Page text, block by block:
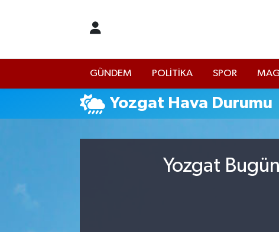
GÜNDEM POLİTİKA SPOR
Yozgat Hava Durumu
Yozgat
İstanbul Hava Durumu
İstanbul Namaz Vakitleri
Süper Lig Puan Durumu ve Fikstür